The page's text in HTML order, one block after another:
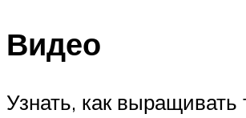
Видео
Узнать, как